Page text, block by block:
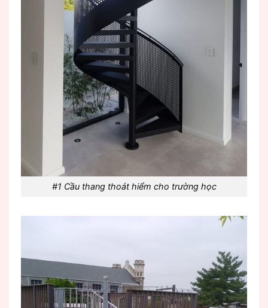
#1 Cầu thang thoát hiểm cho trường học